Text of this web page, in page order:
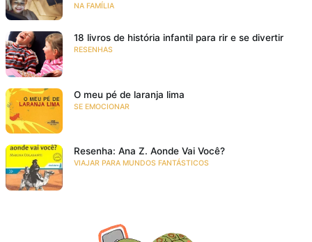
NA FAMÍLIA
18 livros de história infantil para rir e se divertir
RESENHAS
O meu pé de laranja lima
SE EMOCIONAR
Resenha: Ana Z. Aonde Vai Você?
VIAJAR PARA MUNDOS FANTÁSTICOS